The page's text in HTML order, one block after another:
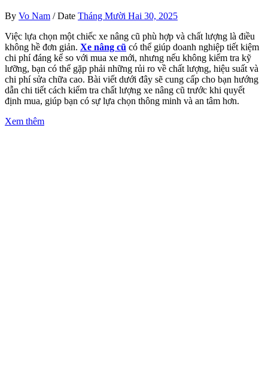
By Vo Nam / Date Tháng Mười Hai 30, 2025
Việc lựa chọn một chiếc xe nâng cũ phù hợp và chất lượng là điều
không hề đơn giản. Xe nâng cũ có thể giúp doanh nghiệp tiết kiệm
chi phí đáng kể so với mua xe mới, nhưng nếu không kiểm tra kỹ
lưỡng, bạn có thể gặp phải những rủi ro về chất lượng, hiệu suất và
chi phí sửa chữa cao. Bài viết dưới đây sẽ cung cấp cho bạn hướng
dẫn chi tiết cách kiểm tra chất lượng xe nâng cũ trước khi quyết
định mua, giúp bạn có sự lựa chọn thông minh và an tâm hơn.
Xem thêm